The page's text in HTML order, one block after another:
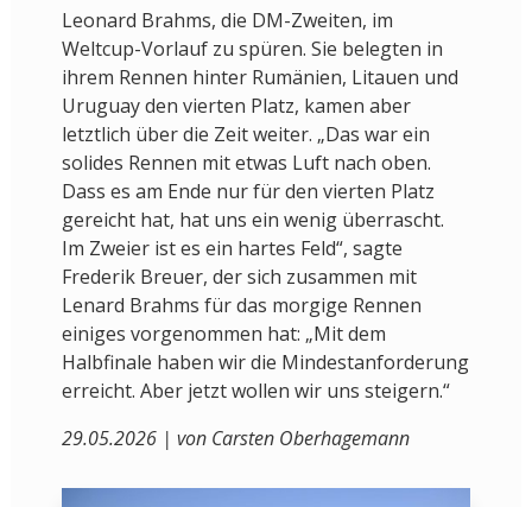
Leonard Brahms, die DM-Zweiten, im
Weltcup-Vorlauf zu spüren. Sie belegten in
ihrem Rennen hinter Rumänien, Litauen und
Uruguay den vierten Platz, kamen aber
letztlich über die Zeit weiter. „Das war ein
solides Rennen mit etwas Luft nach oben.
Dass es am Ende nur für den vierten Platz
gereicht hat, hat uns ein wenig überrascht.
Im Zweier ist es ein hartes Feld“, sagte
Frederik Breuer, der sich zusammen mit
Lenard Brahms für das morgige Rennen
einiges vorgenommen hat: „Mit dem
Halbfinale haben wir die Mindestanforderung
erreicht. Aber jetzt wollen wir uns steigern.“
29.05.2026 | von Carsten Oberhagemann